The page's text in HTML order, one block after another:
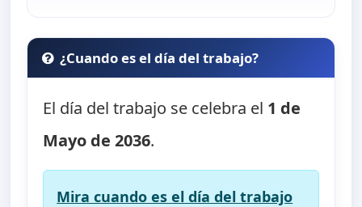
¿Cuando es el día del trabajo?
El día del trabajo se celebra el 1 de
Mayo de 2036.
Mira cuando es el día del trabajo